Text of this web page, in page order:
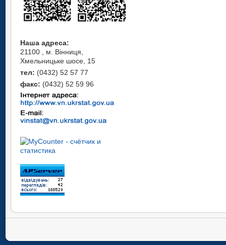
Наша адреса:
21100 , м. Вінниця,
Хмельницьке шосе, 15
тел: (0432) 52 57 77
факс: (0432) 52 59 96